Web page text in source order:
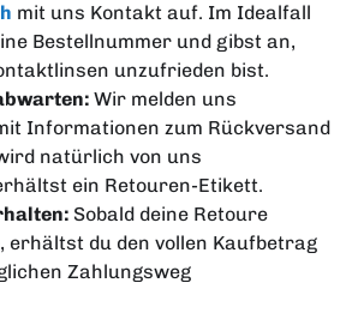
mit uns Kontakt auf. Im Idealfall
Bestellnummer und gibst an,
unzufrieden bist.
Wir melden uns
Informationen zum Rückversand
natürlich von uns
ein Retouren-Etikett.
Sobald deine Retoure
du den vollen Kaufbetrag
Zahlungsweg